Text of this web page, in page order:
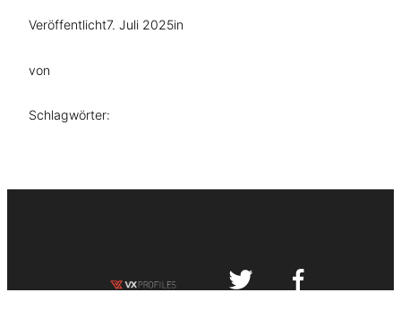
Veröffentlicht7. Juli 2025in
von
Schlagwörter: